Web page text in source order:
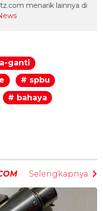
menarik lainnya di
ganti
# spbu
# bahaya
Selengkapnya